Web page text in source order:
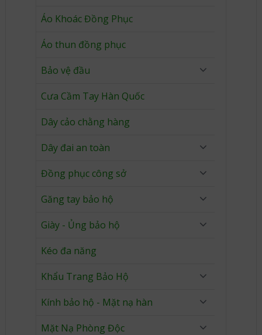
Áo Khoác Đồng Phục
Áo thun đồng phục
Bảo vệ đầu
Cưa Cầm Tay Hàn Quốc
Dây cảo chằng hàng
Dây đai an toàn
Đồng phục công sở
Găng tay bảo hộ
Giày - Ủng bảo hộ
Kéo đa năng
Khẩu Trang Bảo Hộ
Kính bảo hộ - Mặt nạ hàn
Mặt Nạ Phòng Độc